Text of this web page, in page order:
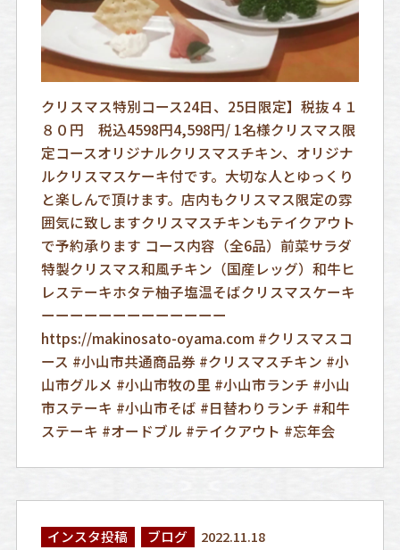
️クリスマス特別コース24日、25日限定】税抜４１
８０円 税込4598円4,598円/ 1名様クリスマス限
定コース️オリジナルクリスマスチキン、オリジナ
ルクリスマスケーキ付です。大切な人とゆっくり
と楽しんで頂けます。店内もクリスマス限定の雰
囲気に致しますクリスマスチキンもテイクアウト
で予約承ります コース内容（全6品）前菜サラダ
特製クリスマス和風チキン（国産レッグ）和牛ヒ
レステーキホタテ柚子塩温そばクリスマスケーキ
ーーーーーーーーーーーーー
https://makinosato-oyama.com #クリスマスコ
ース #小山市共通商品券 #クリスマスチキン #小
山市グルメ #小山市牧の里 #小山市ランチ #小山
市ステーキ #小山市そば #日替わりランチ #和牛
ステーキ #オードブル #テイクアウト #忘年会
インスタ投稿 ブログ 2022.11.18